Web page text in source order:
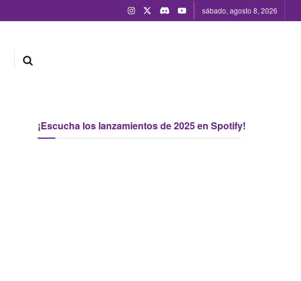
sábado, agosto 8, 2026
¡Escucha los lanzamientos de 2025 en Spotify!